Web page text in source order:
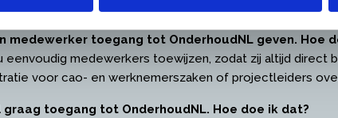
voor uw bezoek aan onze site.
medewerker toegang tot OnderhoudNL geven. Hoe
eenvoudig medewerkers toewijzen, zodat zij altijd direct
voor cao- en werknemerszaken of projectleiders
graag toegang tot OnderhoudNL. Hoe doe ik dat?